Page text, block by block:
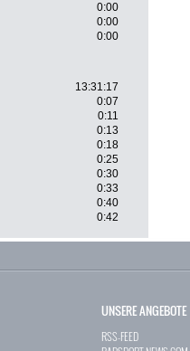
0:00
0:00
0:00
13:31:17
0:07
0:11
0:13
0:18
0:25
0:30
0:33
0:40
0:42
UNSERE ANGEBOTE
RSS-FEED